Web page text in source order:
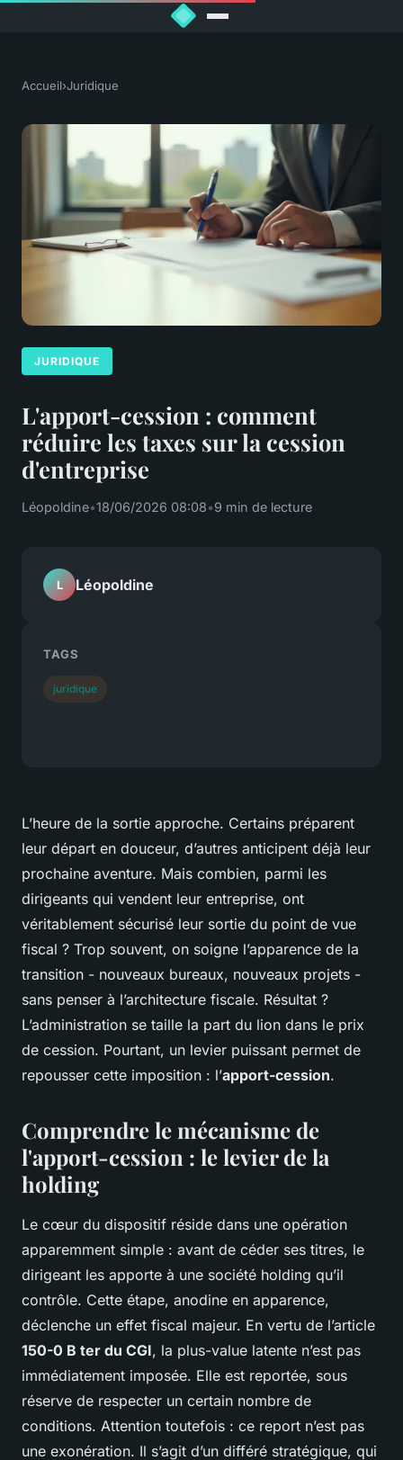
Accueil›Juridique
JURIDIQUE
L'apport-cession : comment
réduire les taxes sur la cession
d'entreprise
Léopoldine•18/06/2026 08:08•9 min de lecture
L’heure de la sortie approche. Certains préparent
leur départ en douceur, d’autres anticipent déjà leur
prochaine aventure. Mais combien, parmi les
dirigeants qui vendent leur entreprise, ont
véritablement sécurisé leur sortie du point de vue
fiscal ? Trop souvent, on soigne l’apparence de la
transition - nouveaux bureaux, nouveaux projets -
sans penser à l’architecture fiscale. Résultat ?
L’administration se taille la part du lion dans le prix
de cession. Pourtant, un levier puissant permet de
repousser cette imposition : l’apport-cession.
Comprendre le mécanisme de
l'apport-cession : le levier de la
holding
Le cœur du dispositif réside dans une opération
apparemment simple : avant de céder ses titres, le
dirigeant les apporte à une société holding qu’il
contrôle. Cette étape, anodine en apparence,
déclenche un effet fiscal majeur. En vertu de l’article
150-0 B ter du CGI, la plus-value latente n’est pas
immédiatement imposée. Elle est reportée, sous
réserve de respecter un certain nombre de
conditions. Attention toutefois : ce report n’est pas
une exonération. Il s’agit d’un différé stratégique, qui
L Léopoldine
TAGS
juridique